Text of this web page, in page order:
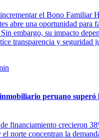
el Bono Familiar
abre una oportunidad para
embargo, su impacto
transparencia y seguridad
peruano superó
financiamiento crecieron
norte concentran la